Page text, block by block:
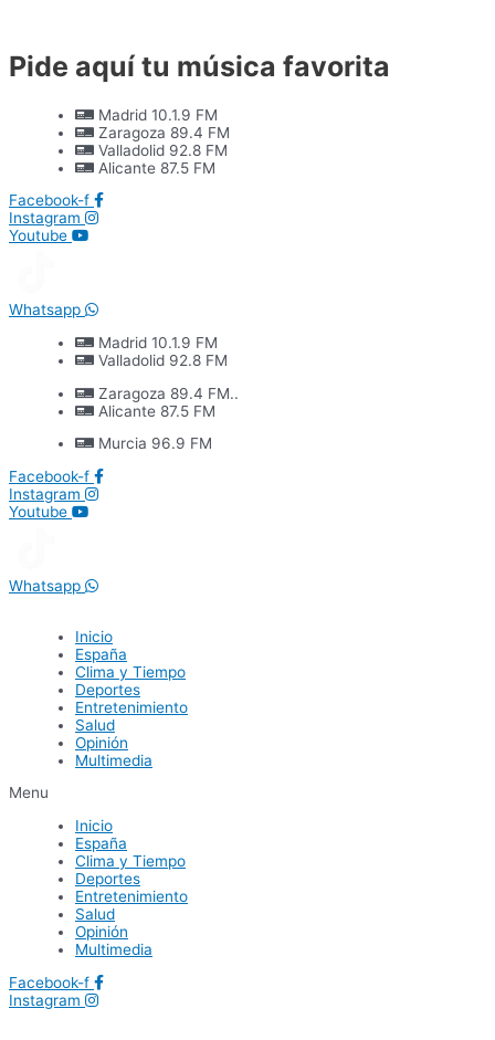
contenido
Pide aquí tu música favorita
Madrid 10.1.9 FM
Zaragoza 89.4 FM
Valladolid 92.8 FM
Alicante 87.5 FM
Facebook-f
Instagram
Youtube
Whatsapp
Madrid 10.1.9 FM
Valladolid 92.8 FM
Zaragoza 89.4 FM..
Alicante 87.5 FM
Murcia 96.9 FM
Facebook-f
Instagram
Youtube
Whatsapp
Inicio
España
Clima y Tiempo
Deportes
Entretenimiento
Salud
Opinión
Multimedia
Menu
Inicio
España
Clima y Tiempo
Deportes
Entretenimiento
Salud
Opinión
Multimedia
Facebook-f
Instagram